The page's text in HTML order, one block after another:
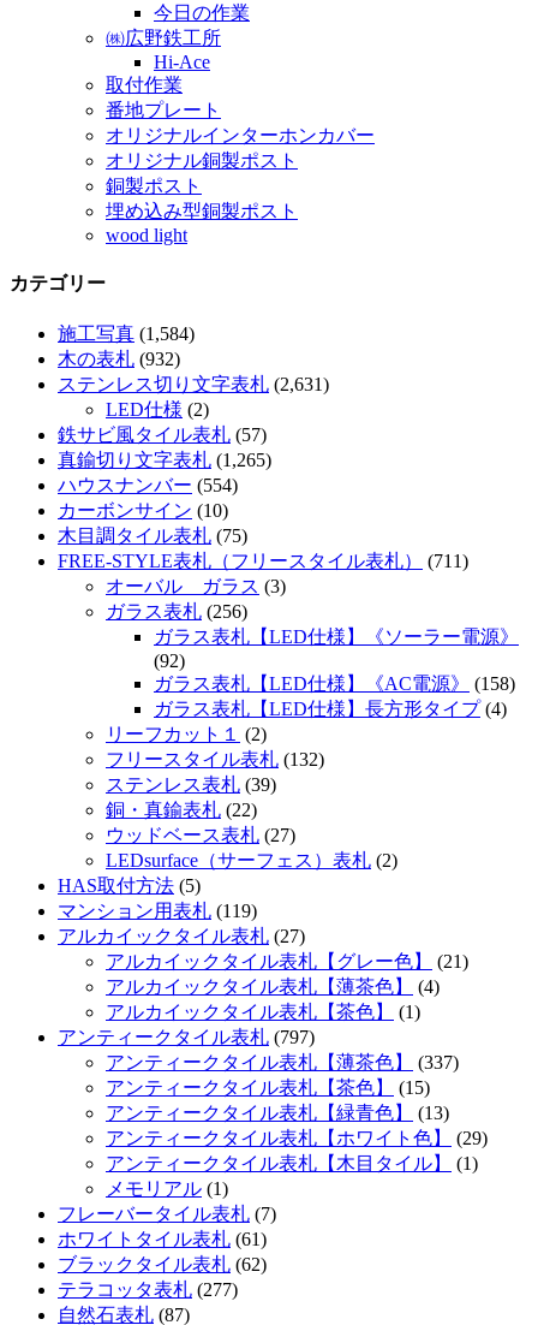
今日の作業
㈱広野鉄工所
Hi-Ace
取付作業
番地プレート
オリジナルインターホンカバー
オリジナル銅製ポスト
銅製ポスト
埋め込み型銅製ポスト
wood light
カテゴリー
施工写真 (1,584)
木の表札 (932)
ステンレス切り文字表札 (2,631)
LED仕様 (2)
鉄サビ風タイル表札 (57)
真鍮切り文字表札 (1,265)
ハウスナンバー (554)
カーボンサイン (10)
木目調タイル表札 (75)
FREE-STYLE表札（フリースタイル表札）
(711)
オーバル ガラス (3)
ガラス表札 (256)
ガラス表札【LED仕様】《ソーラー電源》
(92)
ガラス表札【LED仕様】《AC電源》
(158)
ガラス表札【LED仕様】長方形タイプ(4)
リーフカット１
(2)
フリースタイル表札 (132)
ステンレス表札 (39)
銅・真鍮表札 (22)
ウッドベース表札 (27)
LEDsurface（サーフェス）表札 (2)
HAS取付方法 (5)
マンション用表札 (119)
アルカイックタイル表札 (27)
アルカイックタイル表札【グレー色】
(21)
アルカイックタイル表札【薄茶色】
(4)
アルカイックタイル表札【茶色】
(1)
アンティークタイル表札 (797)
アンティークタイル表札【薄茶色】
(337)
アンティークタイル表札【茶色】
(15)
アンティークタイル表札【緑青色】
(13)
アンティークタイル表札【ホワイト色】
(29)
アンティークタイル表札【木目タイル】
(1)
メモリアル (1)
フレーバータイル表札 (7)
ホワイトタイル表札 (61)
ブラックタイル表札 (62)
テラコッタ表札 (277)
自然石表札 (87)